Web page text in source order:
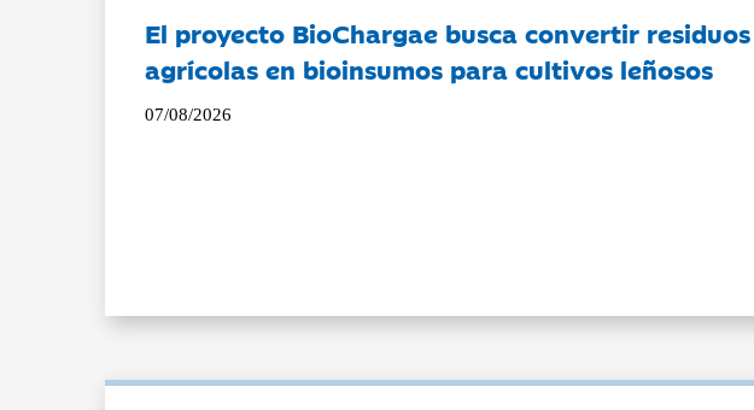
El proyecto BioChargae busca convertir residuos
agrícolas en bioinsumos para cultivos leñosos
07/08/2026